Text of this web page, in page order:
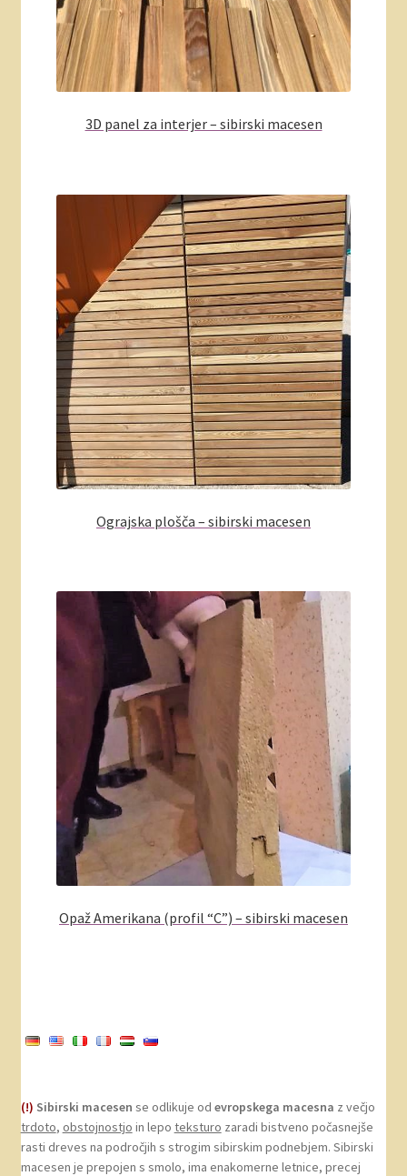
3D panel za interjer – sibirski macesen
Ograjska plošča – sibirski macesen
Opaž Amerikana (profil “C”) – sibirski macesen
(!) Sibirski macesen se odlikuje od evropskega macesna z večjo
trdoto, obstojnostjo in lepo teksturo zaradi bistveno počasnejše
rasti dreves na področjih s strogim sibirskim podnebjem. Sibirski
macesen je prepojen s smolo, ima enakomerne letnice, precej